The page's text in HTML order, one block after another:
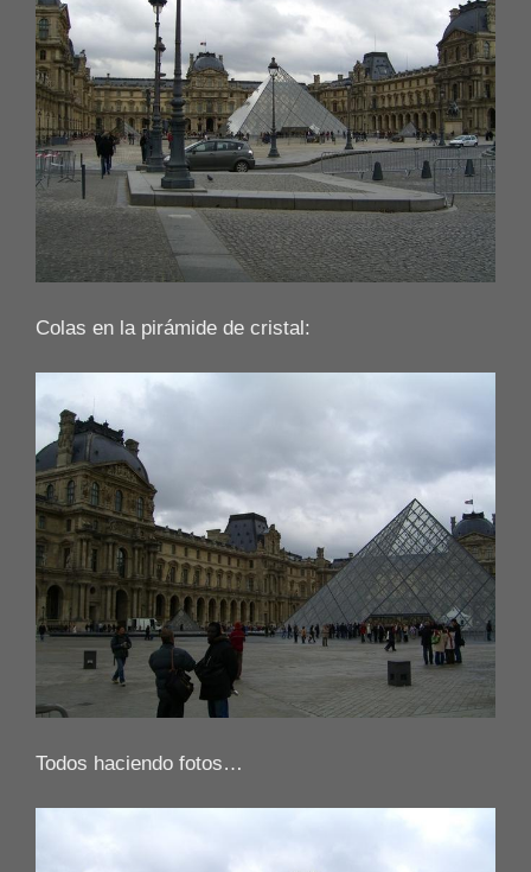
Colas en la pirámide de cristal:
Todos haciendo fotos…